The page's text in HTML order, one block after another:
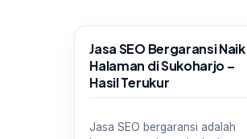
Sale
Jasa SEO Bergaransi Naik
Halaman di Sukoharjo –
Hasil Terukur
Jasa SEO bergaransi adalah